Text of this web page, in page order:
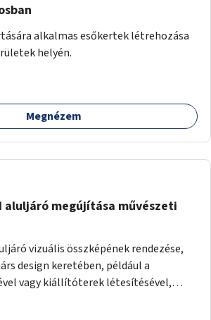
alkalmas esőkertek létrehozása
helyén.
Megnézem
aluljáró megújítása művészeti
vizuális összképének rendezése,
design keretében, például a
vagy kiállítóterek létesítésével,